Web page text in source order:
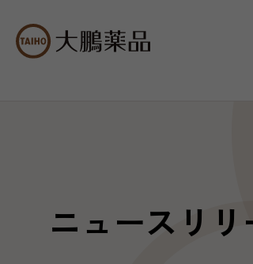
ニュースリリ